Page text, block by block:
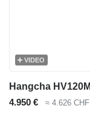
VIDEO
4.950 € ≈ 4.626 CHF